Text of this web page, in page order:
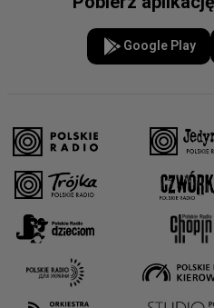
Google Play